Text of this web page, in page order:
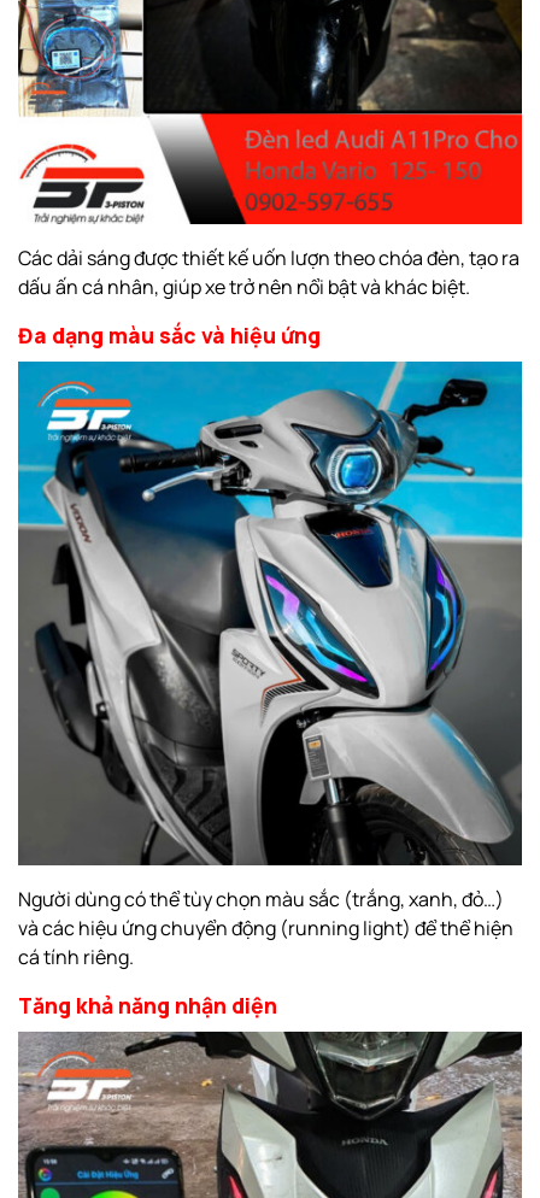
Các dải sáng được thiết kế uốn lượn theo chóa đèn, tạo ra
dấu ấn cá nhân, giúp xe trở nên nổi bật và khác biệt.
Đa dạng màu sắc và hiệu ứng
Người dùng có thể tùy chọn màu sắc (trắng, xanh, đỏ…)
và các hiệu ứng chuyển động (running light) để thể hiện
cá tính riêng.
Tăng khả năng nhận diện